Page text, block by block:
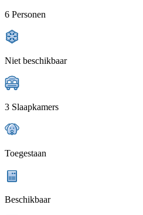
6 Personen
Niet beschikbaar
3 Slaapkamers
Toegestaan
Beschikbaar